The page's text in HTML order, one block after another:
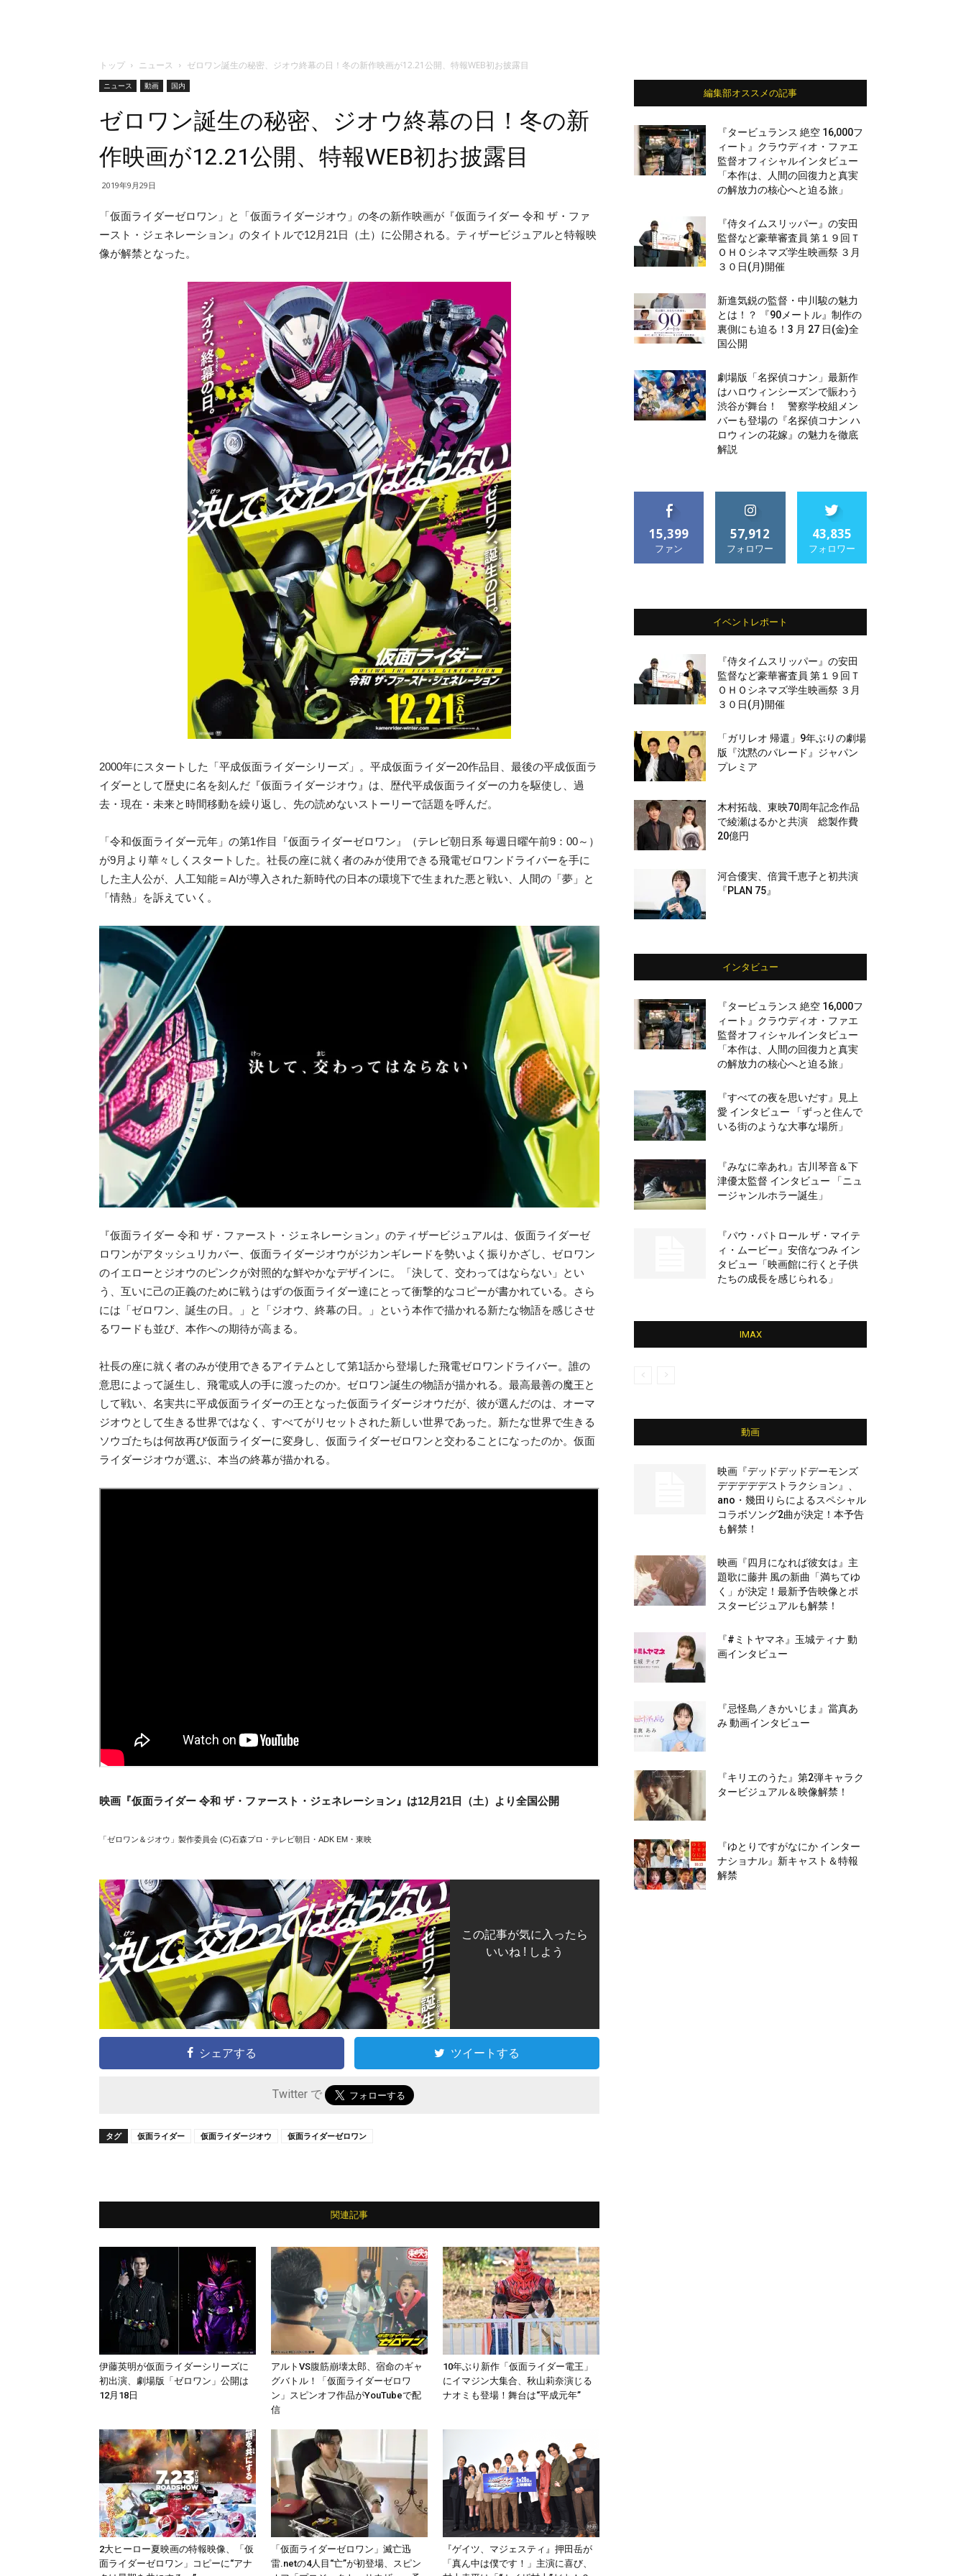
トップ ニュース ゼロワン誕生の秘密、ジオウ終幕の日！冬の新作映画が12.21公開、特報WEB初お披露目
ニュース 動画 国内
ゼロワン誕生の秘密、ジオウ終幕の日！冬の新
作映画が12.21公開、特報WEB初お披露目
2019年9月29日
「仮面ライダーゼロワン」と「仮面ライダージオウ」の冬の新作映画が『仮面ライダー 令和 ザ・ファ
ースト・ジェネレーション』のタイトルで12月21日（土）に公開される。ティザービジュアルと特報映
像が解禁となった。
2000年にスタートした「平成仮面ライダーシリーズ」。平成仮面ライダー20作品目、最後の平成仮面ラ
イダーとして歴史に名を刻んだ『仮面ライダージオウ』は、歴代平成仮面ライダーの力を駆使し、過
去・現在・未来と時間移動を繰り返し、先の読めないストーリーで話題を呼んだ。
「令和仮面ライダー元年」の第1作目『仮面ライダーゼロワン』（テレビ朝日系 毎週日曜午前9：00～）
が9月より華々しくスタートした。社長の座に就く者のみが使用できる飛電ゼロワンドライバーを手に
した主人公が、人工知能＝AIが導入された新時代の日本の環境下で生まれた悪と戦い、人間の「夢」と
「情熱」を訴えていく。
『仮面ライダー 令和 ザ・ファースト・ジェネレーション』のティザービジュアルは、仮面ライダーゼ
ロワンがアタッシュリカバー、仮面ライダージオウがジカンギレードを勢いよく振りかざし、ゼロワン
のイエローとジオウのピンクが対照的な鮮やかなデザインに。「決して、交わってはならない」とい
う、互いに己の正義のために戦うはずの仮面ライダー達にとって衝撃的なコピーが書かれている。さら
には「ゼロワン、誕生の日。」と「ジオウ、終幕の日。」という本作で描かれる新たな物語を感じさせ
るワードも並び、本作への期待が高まる。
社長の座に就く者のみが使用できるアイテムとして第1話から登場した飛電ゼロワンドライバー。誰の
意思によって誕生し、飛電或人の手に渡ったのか。ゼロワン誕生の物語が描かれる。最高最善の魔王と
して戦い、名実共に平成仮面ライダーの王となった仮面ライダージオウだが、彼が選んだのは、オーマ
ジオウとして生きる世界ではなく、すべてがリセットされた新しい世界であった。新たな世界で生きる
ソウゴたちは何故再び仮面ライダーに変身し、仮面ライダーゼロワンと交わることになったのか。仮面
ライダージオウが選ぶ、本当の終幕が描かれる。
映画『仮面ライダー 令和 ザ・ファースト・ジェネレーション』は12月21日（土）より全国公開
「ゼロワン＆ジオウ」製作委員会 (C)石森プロ・テレビ朝日・ADK EM・東映
この記事が気に入ったら
いいね ! しよう
シェアする ツイートする
Twitter で
タグ 仮面ライダー 仮面ライダージオウ 仮面ライダーゼロワン
関連記事
伊藤英明が仮面ライダーシリーズに
初出演、劇場版「ゼロワン」公開は
12月18日
アルトVS腹筋崩壊太郎、宿命のギャ
グバトル！「仮面ライダーゼロワ
ン」スピンオフ作品がYouTubeで配
信
10年ぶり新作「仮面ライダー電王」
にイマジン大集合、秋山莉奈演じる
ナオミも登場！舞台は“平成元年”
2大ヒーロー夏映画の特報映像、「仮
面ライダーゼロワン」コピーに“アナ
「仮面ライダーゼロワン」滅亡迅
雷.netの4人目“亡”が初登場、スピン
『ゲイツ、マジェスティ』押田岳が
「真ん中は僕です！」主演に喜び、
編集部オススメの記事
『タービュランス 絶空 16,000フ
ィート』クラウディオ・ファエ
監督オフィシャルインタビュー
「本作は、人間の回復力と真実
の解放力の核心へと迫る旅」
『侍タイムスリッパー』の安田
監督など豪華審査員 第１９回Ｔ
ＯＨＯシネマズ学生映画祭 ３月
３０日(月)開催
新進気鋭の監督・中川駿の魅力
とは！？ 『90メートル』制作の
裏側にも迫る！3 月 27 日(金)全
国公開
劇場版「名探偵コナン」最新作
はハロウィンシーズンで賑わう
渋谷が舞台！ 警察学校組メン
バーも登場の『名探偵コナン ハ
ロウィンの花嫁』の魅力を徹底
解説
15,399
ファン
57,912
フォロワー
43,835
フォロワー
イベントレポート
『侍タイムスリッパー』の安田
監督など豪華審査員 第１９回Ｔ
ＯＨＯシネマズ学生映画祭 ３月
３０日(月)開催
「ガリレオ 帰還」9年ぶりの劇場
版『沈黙のパレード』ジャパン
プレミア
木村拓哉、東映70周年記念作品
で綾瀬はるかと共演 総製作費
20億円
河合優実、倍賞千恵子と初共演
『PLAN 75』
インタビュー
『タービュランス 絶空 16,000フ
ィート』クラウディオ・ファエ
監督オフィシャルインタビュー
「本作は、人間の回復力と真実
の解放力の核心へと迫る旅」
『すべての夜を思いだす』見上
愛 インタビュー 「ずっと住んで
いる街のような大事な場所」
『みなに幸あれ』古川琴音＆下
津優太監督 インタビュー 「ニュ
ージャンルホラー誕生」
『パウ・パトロール ザ・マイテ
ィ・ムービー』安倍なつみ イン
タビュー「映画館に行くと子供
たちの成長を感じられる」
IMAX
動画
映画『デッドデッドデーモンズ
デデデデデストラクション』、
ano・幾田りらによるスペシャル
コラボソング2曲が決定！本予告
も解禁！
映画『四月になれば彼女は』主
題歌に藤井 風の新曲「満ちてゆ
く」が決定！最新予告映像とポ
スタービジュアルも解禁！
『#ミトヤマネ』玉城ティナ 動
画インタビュー
『忌怪島／きかいじま』當真あ
み 動画インタビュー
『キリエのうた』第2弾キャラク
タービジュアル＆映像解禁！
『ゆとりですがなにか インター
ナショナル』新キャスト＆特報
解禁